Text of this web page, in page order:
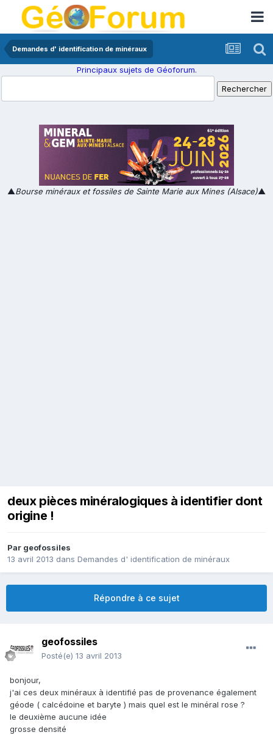
Demandes d' identification de minéraux
Principaux sujets de Géoforum.
▲Bourse minéraux et fossiles de Sainte Marie aux Mines (Alsace)▲
deux pièces minéralogiques à identifier dont
origine !
Par geofossiles
13 avril 2013 dans Demandes d' identification de minéraux
Répondre à ce sujet
geofossiles
Posté(e) 13 avril 2013
bonjour,
j'ai ces deux minéraux à identifié pas de provenance également
géode ( calcédoine et baryte ) mais quel est le minéral rose ?
le deuxième aucune idée
grosse densité